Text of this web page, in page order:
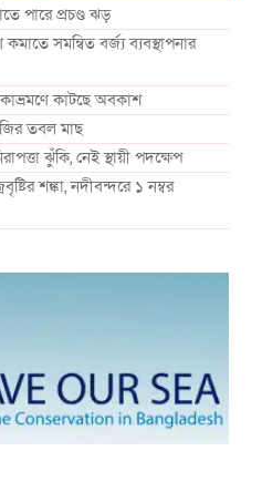
পারে প্রচণ্ড ঝড়
সমন্বিত বর্জ্য ব্যবস্থাপনার
কাটছে অবকাশ
তবল মাছ
ঝুঁকি, নেই স্থায়ী পদক্ষেপ
শঙ্কা, নদীবন্দরে ১ নম্বর
আভাস, ঢাকার আকাশও মেঘলা
সাগরে একাধিক লঘুচাপের শঙ্কা